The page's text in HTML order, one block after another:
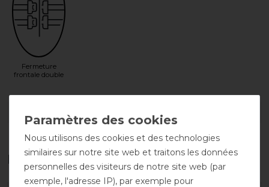
Fermeture
frontale double
Les accessoires parfaits pour vous
Nous utilisons des cookies et des technologies
similaires sur notre site web et traitons les données
personnelles des visiteurs de notre site web (par
exemple, l'adresse IP), par exemple pour